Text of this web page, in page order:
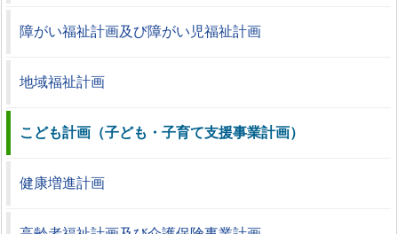
障がい福祉計画及び障がい児福祉計画
地域福祉計画
こども計画（子ども・子育て支援事業計画）
健康増進計画